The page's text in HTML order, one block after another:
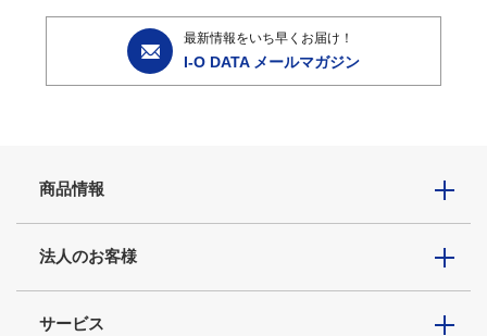
最新情報をいち早くお届け！
I-O DATA メールマガジン
商品情報
法人のお客様
サービス